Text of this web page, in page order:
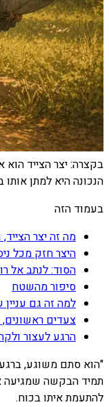
בקצרה:יצר הצייד
הנכונה היא למתן
בעמוד הזה
מה זה יצר הצייד,
היצר חזק מכל
הסוד: לנתב אל
סיפור מהשטח
למה זה גם
צעדים
הרגע לעצור
"הוא סתם משוגע,
תמיד הבקשה שמגיעה
להתעמת איתו בכוח.